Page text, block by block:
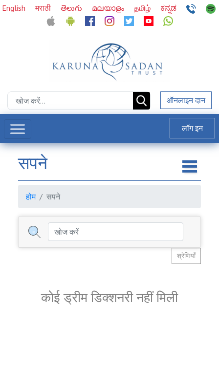
English मराठी తెలుగు മലയാളം தமிழ் ಕನ್ನಡ
ऑनलाइन दान
लॉग इन
सपने
होम सपने
श्रेणियाँ
कोई ड्रीम डिक्शनरी नहीं मिली